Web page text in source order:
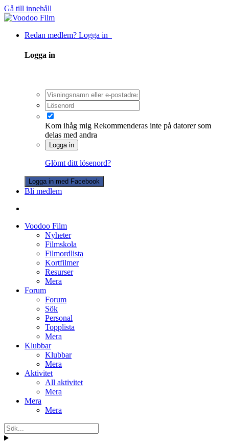
Gå till innehåll
Redan medlem? Logga in
Logga in
Kom ihåg mig Rekommenderas inte på datorer som
delas med andra
Logga in
Glömt ditt lösenord?
Logga in med Facebook
Bli medlem
Voodoo Film
Nyheter
Filmskola
Filmordlista
Kortfilmer
Resurser
Mera
Forum
Forum
Sök
Personal
Topplista
Mera
Klubbar
Klubbar
Mera
Aktivitet
All aktivitet
Mera
Mera
Mera